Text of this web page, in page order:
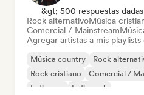
&gt; 500 respuestas dadas
Rock alternativoMúsica
Comercial / Mainstream
Agregar artistas a mis
Música country Rock
Rock cristiano
Comercial /
Indie pop
Indie rock